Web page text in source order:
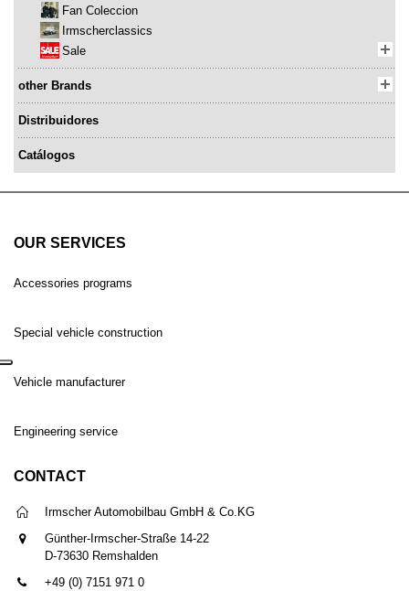
Fan Coleccion
Irmscherclassics
Sale
other Brands
Distribuidores
Catálogos
OUR SERVICES
Accessories programs
Special vehicle construction
Vehicle manufacturer
Engineering service
CONTACT
Irmscher Automobilbau GmbH & Co.KG
Günther-Irmscher-Straße 14-22
D-73630 Remshalden
+49 (0) 7151 971 0